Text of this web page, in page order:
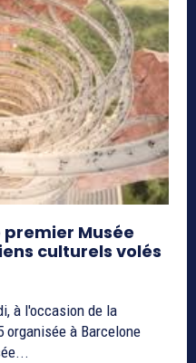
premier Musée
culturels volés
à l'occasion de la
organisée à Barcelone